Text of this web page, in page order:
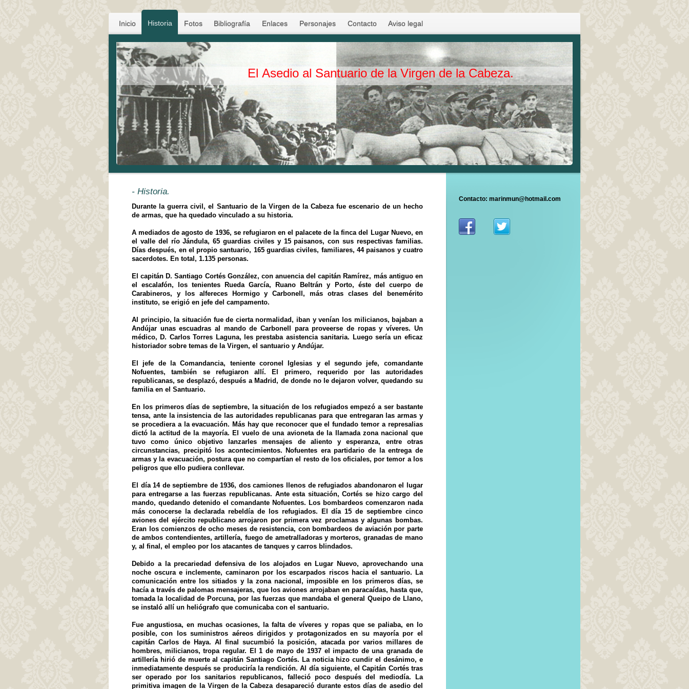
Inicio Historia Fotos Bibliografía Enlaces Personajes Contacto Aviso legal
El Asedio al Santuario de la Virgen de la Cabeza.
- Historia.
Durante la guerra civil, el Santuario de la Virgen de la Cabeza fue escenario de un hecho
de armas, que ha quedado vinculado a su historia.
A mediados de agosto de 1936, se refugiaron en el palacete de la finca del Lugar Nuevo, en
el valle del río Jándula, 65 guardias civiles y 15 paisanos, con sus respectivas familias.
Días después, en el propio santuario, 165 guardias civiles, familiares, 44 paisanos y cuatro
sacerdotes. En total, 1.135 personas.
El capitán D. Santiago Cortés González, con anuencia del capitán Ramírez, más antiguo en
el escalafón, los tenientes Rueda García, Ruano Beltrán y Porto, éste del cuerpo de
Carabineros, y los alfereces Hormigo y Carbonell, más otras clases del benemérito
instituto, se erigió en jefe del campamento.
Al principio, la situación fue de cierta normalidad, iban y venían los milicianos, bajaban a
Andújar unas escuadras al mando de Carbonell para proveerse de ropas y víveres. Un
médico, D. Carlos Torres Laguna, les prestaba asistencia sanitaria. Luego sería un eficaz
historiador sobre temas de la Virgen, el santuario y Andújar.
El jefe de la Comandancia, teniente coronel Iglesias y el segundo jefe, comandante
Nofuentes, también se refugiaron allí. El primero, requerido por las autoridades
republicanas, se desplazó, después a Madrid, de donde no le dejaron volver, quedando su
familia en el Santuario.
En los primeros días de septiembre, la situación de los refugiados empezó a ser bastante
tensa, ante la insistencia de las autoridades republicanas para que entregaran las armas y
se procediera a la evacuación. Más hay que reconocer que el fundado temor a represalias
dictó la actitud de la mayoría. El vuelo de una avioneta de la llamada zona nacional que
tuvo como único objetivo lanzarles mensajes de aliento y esperanza, entre otras
circunstancias, precipitó los acontecimientos. Nofuentes era partidario de la entrega de
armas y la evacuación, postura que no compartían el resto de los oficiales, por temor a los
peligros que ello pudiera conllevar.
El día 14 de septiembre de 1936, dos camiones llenos de refugiados abandonaron el lugar
para entregarse a las fuerzas republicanas. Ante esta situación, Cortés se hizo cargo del
mando, quedando detenido el comandante Nofuentes. Los bombardeos comenzaron nada
más conocerse la declarada rebeldía de los refugiados. El día 15 de septiembre cinco
aviones del ejército republicano arrojaron por primera vez proclamas y algunas bombas.
Eran los comienzos de ocho meses de resistencia, con bombardeos de aviación por parte
de ambos contendientes, artillería, fuego de ametralladoras y morteros, granadas de mano
y, al final, el empleo por los atacantes de tanques y carros blindados.
Debido a la precariedad defensiva de los alojados en Lugar Nuevo, aprovechando una
noche oscura e inclemente, caminaron por los escarpados riscos hacia el santuario. La
comunicación entre los sitiados y la zona nacional, imposible en los primeros días, se
hacía a través de palomas mensajeras, que los aviones arrojaban en paracaídas, hasta que,
tomada la localidad de Porcuna, por las fuerzas que mandaba el general Queipo de Llano,
se instaló allí un heliógrafo que comunicaba con el santuario.
Fue angustiosa, en muchas ocasiones, la falta de víveres y ropas que se paliaba, en lo
posible, con los suministros aéreos dirigidos y protagonizados en su mayoría por el
capitán Carlos de Haya. Al final sucumbió la posición, atacada por varios millares de
hombres, milicianos, tropa regular. El 1 de mayo de 1937 el impacto de una granada de
artillería hirió de muerte al capitán Santiago Cortés. La noticia hizo cundir el desánimo, e
inmediatamente después se produciría la rendición. Al día siguiente, el Capitán Cortés tras
ser operado por los sanitarios republicanos, falleció poco después del mediodía. La
primitiva imagen de la Virgen de la Cabeza desapareció durante estos días de asedio del
Contacto: marinmun@hotmail.com